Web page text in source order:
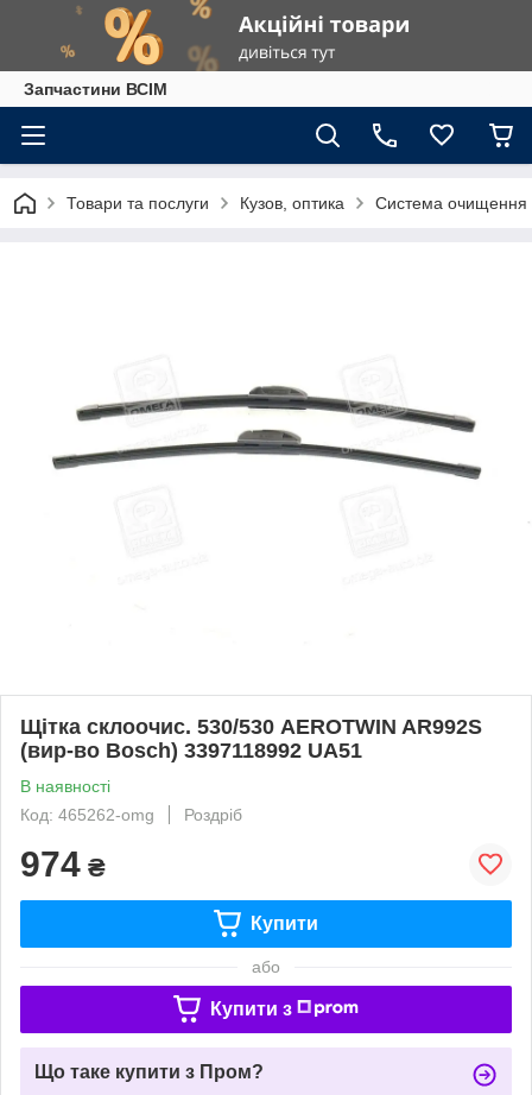
Запчастини ВСІМ
Товари та послуги Кузов, оптика Система очищення
Щітка склоочис. 530/530 AEROTWIN AR992S
(вир-во Bosch) 3397118992 UA51
В наявності
Код: 465262-omg
Роздріб
974 ₴
Купити
або
Купити з
Що таке купити з Пром?